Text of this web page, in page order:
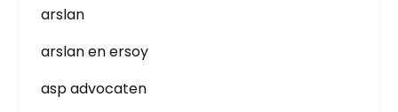
arslan
arslan en ersoy
asp advocaten